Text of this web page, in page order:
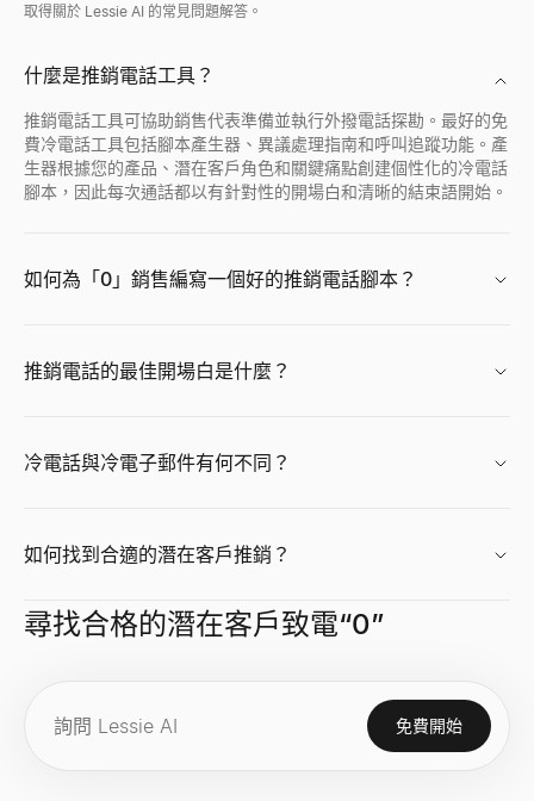
即時查詢任意公司檔案。獲取行業、員工數、收入、融資、地址
查看→
購買訊號解碼器
查看→
職位信號解碼器
貼上職位發布——解碼擴張、技術棧、痛點以及如何聯繫。
查看誰正在招聘 — 來自新創公司、遠端團隊和科技公司的即時招
查看→
履歷摘要生成器
查看→
職位描述生成器
只需職位名稱和幾個細節，即可在幾秒鐘內生成完整、包容的職
透過任何公開使用者 ID 預覽 Discord 頭像、橫幅、使用者名稱與
查看→
CPM 計算器
查看→
成長率計算器
免費成長率計算器。從初始值和最終值計算簡單成長率和 CAGR
取得關於 Lessie AI 的常見問題解答。
什麼是推銷電話工具？
推銷電話工具可協助銷售代表準備並執行外撥電話探勘。最好的免
費冷電話工具包括腳本產生器、異議處理指南和呼叫追蹤功能。產
生器根據您的產品、潛在客戶角色和關鍵痛點創建個性化的冷電話
腳本，因此每次通話都以有針對性的開場白和清晰的結束語開始。
如何為「0」銷售編寫一個好的推銷電話腳本？
推銷電話的最佳開場白是什麼？
冷電話與冷電子郵件有何不同？
如何找到合適的潛在客戶推銷？
尋找合格的潛在客戶致電“0”
免費開始